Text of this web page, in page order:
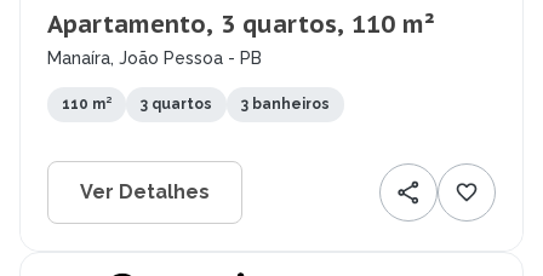
Apartamento, 3 quartos, 110 m²
Manaíra, João Pessoa - PB
110 m² 3 quartos 3 banheiros
Ver Detalhes